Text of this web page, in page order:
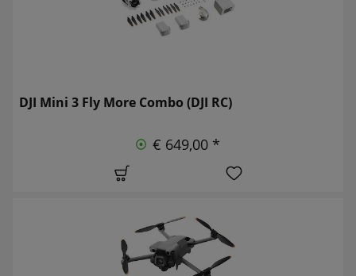
DJI Mini 3 Fly More Combo (DJI RC)
€ 649,00 *